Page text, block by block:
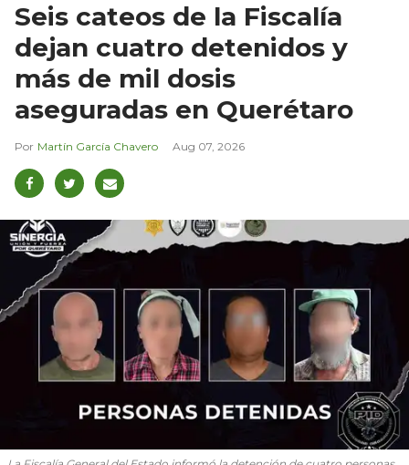
Seis cateos de la Fiscalía
dejan cuatro detenidos y
más de mil dosis
aseguradas en Querétaro
Martín García Chavero Aug 07, 2026